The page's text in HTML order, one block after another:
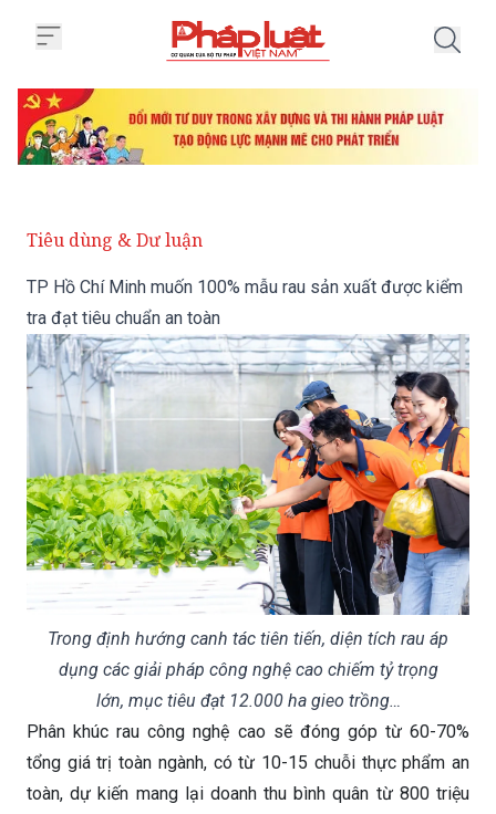
Tiêu dùng & Dư luận
TP Hồ Chí Minh muốn 100% mẫu rau sản xuất được kiểm
tra đạt tiêu chuẩn an toàn
Trong định hướng canh tác tiên tiến, diện tích rau áp
dụng các giải pháp công nghệ cao chiếm tỷ trọng
lớn, mục tiêu đạt 12.000 ha gieo trồng…
Phân khúc rau công nghệ cao sẽ đóng góp từ 60-70%
tổng giá trị toàn ngành, có từ 10-15 chuỗi thực phẩm an
toàn, dự kiến mang lại doanh thu bình quân từ 800 triệu